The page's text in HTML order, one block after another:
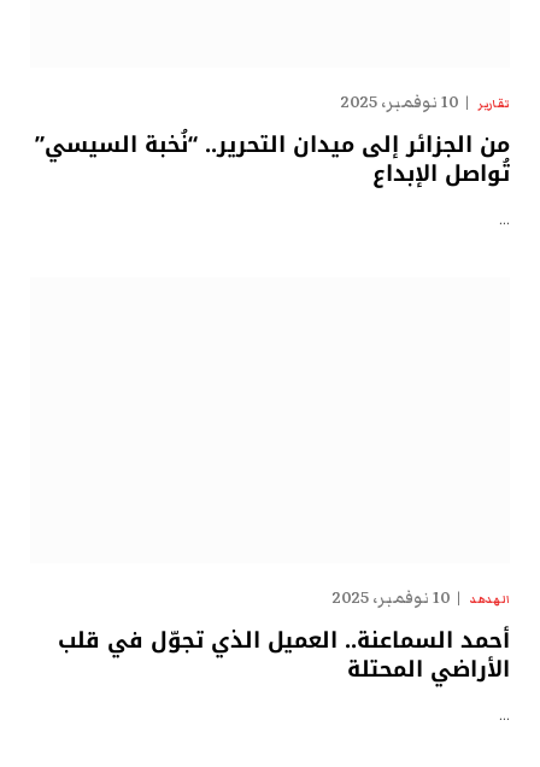
تقارير 10 نوفمبر، 2025
من الجزائر إلى ميدان التحرير.. “نُخبة السيسي”
تُواصل الإبداع
…
الهدهد 10 نوفمبر، 2025
أحمد السماعنة.. العميل الذي تجوّل في قلب
الأراضي المحتلة
…